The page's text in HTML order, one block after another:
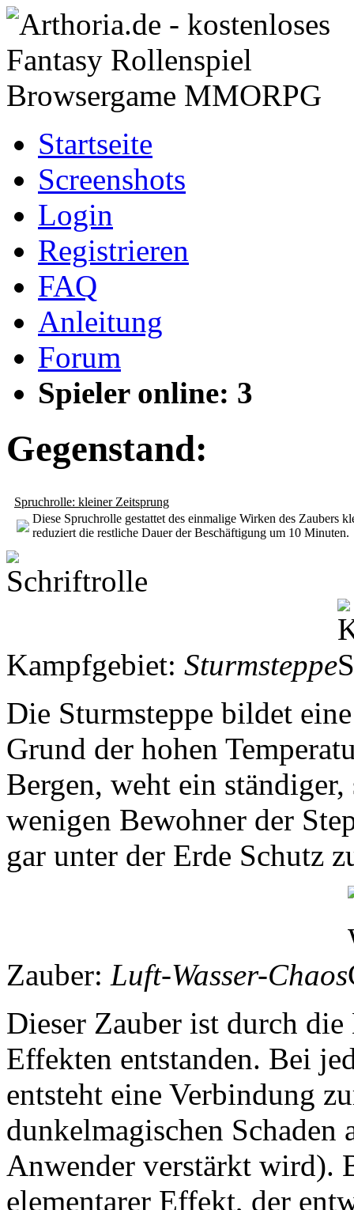
Startseite
Screenshots
Login
Registrieren
FAQ
Anleitung
Forum
Spieler online: 3
Gegenstand:
Spruchrolle: kleiner Zeitsprung
Diese Spruchrolle gestattet des einmalige Wirken des Zaubers
reduziert die restliche Dauer der Beschäftigung um 10 Minuten.
Kampfgebiet: Sturmsteppe
Die Sturmsteppe bildet
Grund der hohen
Bergen, weht ein
wenigen Bewohner der
gar unter der Erde Schutz
Zauber: Luft-Wasser-Chaos
Dieser Zauber ist durch
Effekten entstanden. Bei
entsteht eine Verbindung
dunkelmagischen
Anwender verstärkt wird).
elementarer Effekt, der